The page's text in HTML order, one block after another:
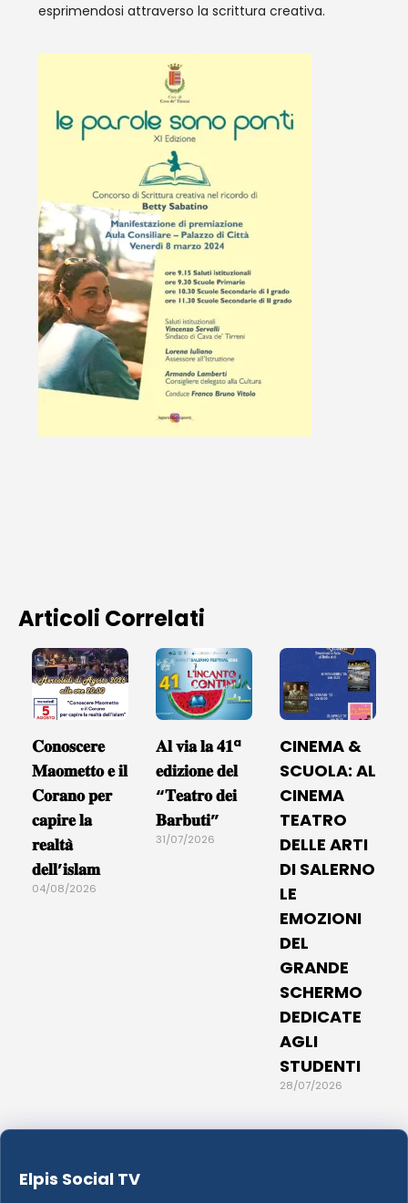
esprimendosi attraverso la scrittura creativa.
Articoli Correlati
𝐂𝐨𝐧𝐨𝐬𝐜𝐞𝐫𝐞
𝐌𝐚𝐨𝐦𝐞𝐭𝐭𝐨 𝐞 𝐢𝐥
𝐂𝐨𝐫𝐚𝐧𝐨 𝐩𝐞𝐫
𝐜𝐚𝐩𝐢𝐫𝐞 𝐥𝐚
𝐫𝐞𝐚𝐥𝐭𝐚̀
𝐝𝐞𝐥𝐥’𝐢𝐬𝐥𝐚𝐦
04/08/2026
𝐀𝐥 𝐯𝐢𝐚 𝐥𝐚 𝟒𝟏ª
𝐞𝐝𝐢𝐳𝐢𝐨𝐧𝐞 𝐝𝐞𝐥
“𝐓𝐞𝐚𝐭𝐫𝐨 𝐝𝐞𝐢
𝐁𝐚𝐫𝐛𝐮𝐭𝐢”
31/07/2026
CINEMA &
SCUOLA: AL
CINEMA
TEATRO
DELLE ARTI
DI SALERNO
LE
EMOZIONI
DEL
GRANDE
SCHERMO
DEDICATE
AGLI
STUDENTI
28/07/2026
Elpis Social TV